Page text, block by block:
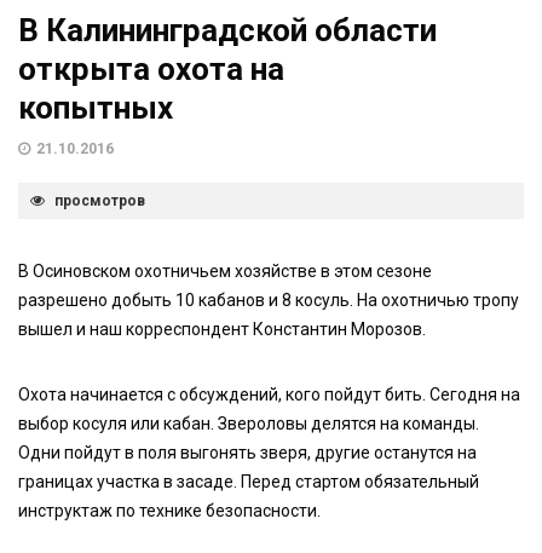
В Калининградской области
открыта охота на
копытных
21.10.2016
просмотров
В Осиновском охотничьем хозяйстве в этом сезоне
разрешено добыть 10 кабанов и 8 косуль. На охотничью тропу
вышел и наш корреспондент Константин Морозов.
Охота начинается с обсуждений, кого пойдут бить. Сегодня на
выбор косуля или кабан. Звероловы делятся на команды.
Одни пойдут в поля выгонять зверя, другие останутся на
границах участка в засаде. Перед стартом обязательный
инструктаж по технике безопасности.